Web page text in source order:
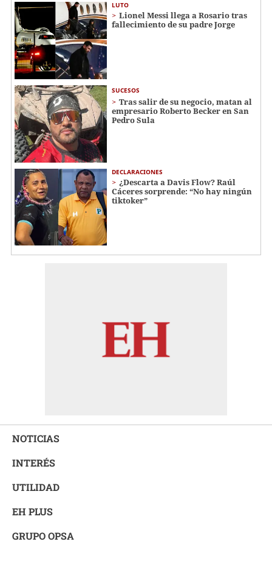
LUTO
Lionel Messi llega a Rosario tras
fallecimiento de su padre Jorge
SUCESOS
Tras salir de su negocio, matan al
empresario Roberto Becker en San
Pedro Sula
DECLARACIONES
¿Descarta a Davis Flow? Raúl
Cáceres sorprende: “No hay ningún
tiktoker”
NOTICIAS
INTERÉS
UTILIDAD
EH PLUS
GRUPO OPSA